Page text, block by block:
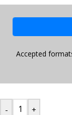
Accepted
- +